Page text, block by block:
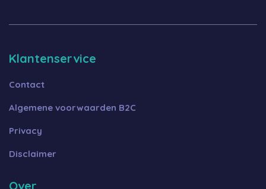
Klantenservice
Contact
Algemene voorwaarden B2C
Privacy
Disclaimer
Over